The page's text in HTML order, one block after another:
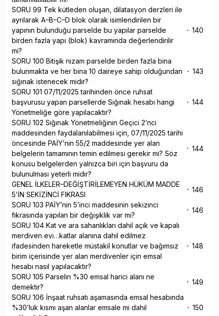
SORU 99 Tek kütleden oluşan, dilatasyon derzleri ile
ayrılarak A–B–C–D blok olarak isimlendirilen bir
yapının bulunduğu parselde bu yapılar parselde
birden fazla yapı (blok) kavramında değerlendirilir
mi?
140
SORU 100 Bitişik nizam parselde birden fazla bina
bulunmakta ve her bina 10 daireye sahip olduğundan
sığınak istenecek midir?
143
SORU 101 07/11/2025 tarihinden önce ruhsat
başvurusu yapan parsellerde Sığınak hesabı hangi
Yönetmeliğe göre yapılacaktır?
144
SORU 102 Sığınak Yönetmeliğinin Geçici 2’nci
maddesinden faydalanılabilmesi için, 07/11/2025 tarihi
öncesinde PAİY’nin 55/2 maddesinde yer alan
belgelerin tamamının temin edilmesi gerekir mi? Söz
konusu belgelerden yalnızca biri için başvuru da
bulunulması yeterli midir?
144
GENEL İLKELER–DEĞİŞTİRİLEMEYEN HÜKÜM MADDE
5’İN SEKİZİNCİ FIKRASI
146
SORU 103 PAİY’nin 5’inci maddesinin sekizinci
fıkrasında yapılan bir değişiklik var mı?
146
SORU 104 Kat ve ara sahanlıkları dahil açık ve kapalı
merdiven evi…katlar alanına dahil edilmez
ifadesinden hareketle müstakil konutlar ve bağımsız
birim içerisinde yer alan merdivenler için emsal
hesabı nasıl yapılacaktır?
148
SORU 105 Parselin %30 emsal harici alanı ne
demektir?
149
SORU 106 İnşaat ruhsatı aşamasında emsal hesabında
%30’luk kısmı aşan alanlar emsale mi dahil
150